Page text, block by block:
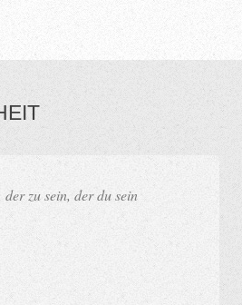
zu sein, der du sein